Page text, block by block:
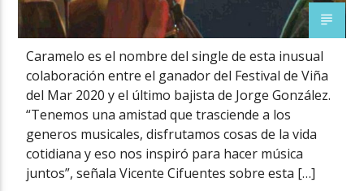
Caramelo es el nombre del single de esta inusual
colaboración entre el ganador del Festival de Viña
del Mar 2020 y el último bajista de Jorge González.
“Tenemos una amistad que trasciende a los
generos musicales, disfrutamos cosas de la vida
cotidiana y eso nos inspiró para hacer música
juntos”, señala Vicente Cifuentes sobre esta […]